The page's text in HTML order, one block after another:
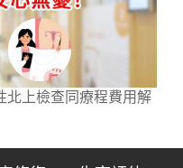
北上檢查同療程費用解